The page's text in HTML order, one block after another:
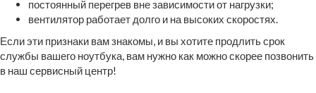
постоянный перегрев вне зависимости от нагрузки;
вентилятор работает долго и на высоких скоростях.
Если эти признаки вам знакомы, и вы хотите продлить срок
службы вашего ноутбука, вам нужно как можно скорее позвонить
в наш сервисный центр!